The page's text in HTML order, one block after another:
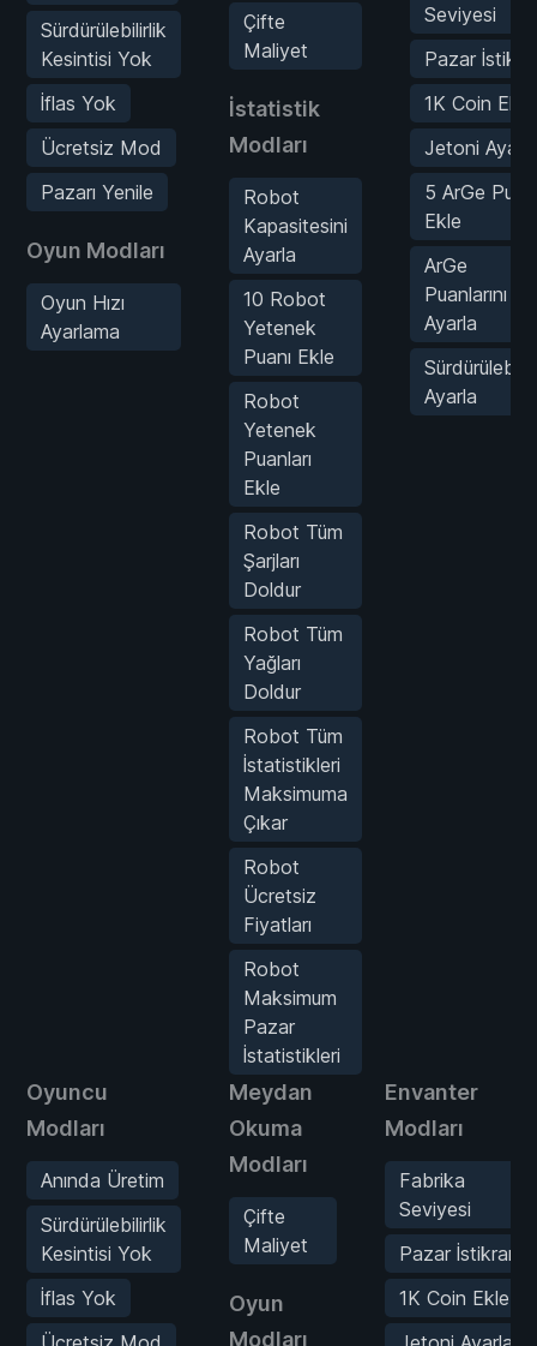
Sürdürülebilirlik
Kesintisi Yok
İflas Yok
Ücretsiz Mod
Pazarı Yenile
Oyun Modları
Oyun Hızı
Ayarlama
Çifte
Maliyet
İstatistik
Modları
Robot
Kapasitesini
Ayarla
10 Robot
Yetenek
Puanı Ekle
Robot
Yetenek
Puanları
Ekle
Robot Tüm
Şarjları
Doldur
Robot Tüm
Yağları
Doldur
Robot Tüm
İstatistikleri
Maksimuma
Çıkar
Robot
Ücretsiz
Fiyatları
Robot
Maksimum
Pazar
İstatistikleri
Seviyesi
Pazar
1K Coin Ekle
Jetoni Ayarla
5 ArGe
Ekle
ArGe
Puanlarını
Ayarla
Ayarla
Oyuncu
Modları
Anında Üretim
Sürdürülebilirlik
Kesintisi Yok
İflas Yok
Meydan
Okuma
Modları
Çifte
Maliyet
Oyun
Modları
Envanter
Modları
Fabrika
Seviyesi
Pazar İstikrarı
1K Coin Ekle